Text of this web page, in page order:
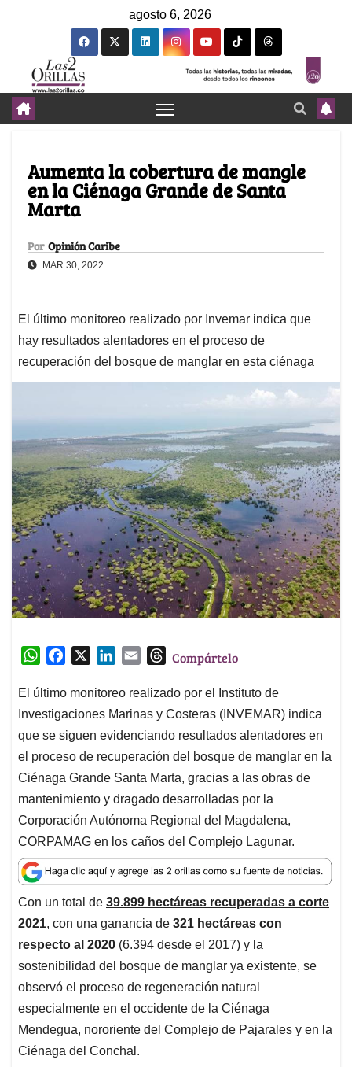
agosto 6, 2026
Aumenta la cobertura de mangle
en la Ciénaga Grande de Santa
Marta
Por Opinión Caribe
MAR 30, 2022
El último monitoreo realizado por Invemar indica que
hay resultados alentadores en el proceso de
recuperación del bosque de manglar en esta ciénaga
W
a
t
s
p
c
e
b
k
n
k
e
n
a
i
l
T
r
e
a
Compártelo
El último monitoreo realizado por el Instituto de
Investigaciones Marinas y Costeras (INVEMAR) indica
que se siguen evidenciando resultados alentadores en
el proceso de recuperación del bosque de manglar en la
Ciénaga Grande Santa Marta, gracias a las obras de
mantenimiento y dragado desarrolladas por la
Corporación Autónoma Regional del Magdalena,
CORPAMAG en los caños del Complejo Lagunar.
Con un total de 39.899 hectáreas recuperadas a corte
2021, con una ganancia de 321 hectáreas con
respecto al 2020 (6.394 desde el 2017) y la
sostenibilidad del bosque de manglar ya existente, se
observó el proceso de regeneración natural
especialmente en el occidente de la Ciénaga
Mendegua, nororiente del Complejo de Pajarales y en la
Ciénaga del Conchal.